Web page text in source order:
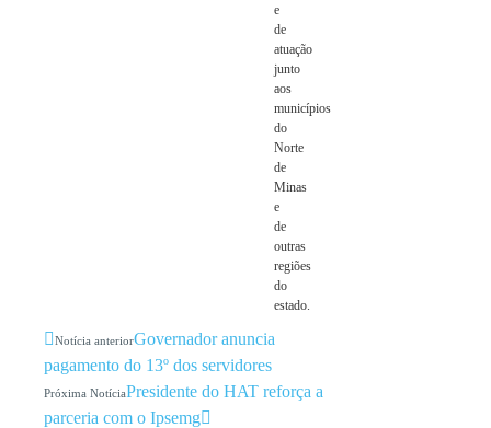
e
de
atuação
junto
aos
municípios
do
Norte
de
Minas
e
de
outras
regiões
do
estado.
Notícia anteriorGovernador anuncia
pagamento do 13º dos servidores
Próxima NotíciaPresidente do HAT reforça a
parceria com o Ipsemg